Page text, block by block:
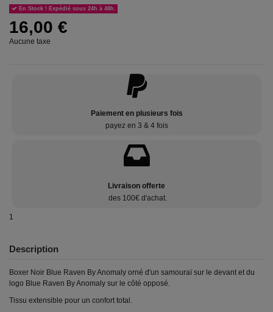
En Stock ! Expédié sous 24h à 48h.
16,00 €
Aucune taxe
Paiement en plusieurs fois
payez en 3 & 4 fois
Livraison offerte
des 100€ d'achat.
1
Description
Boxer Noir Blue Raven By Anomaly orné d'un samouraï sur le devant et du
logo Blue Raven By Anomaly sur le côté opposé.
Tissu extensible pour un confort total.